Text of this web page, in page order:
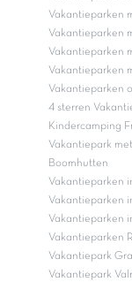
Vakantieparken
Vakantieparken
Vakantieparken
Vakantieparken
Vakantieparken
4 sterren
Kindercamping
Vakantiepark
Boomhutten
Vakantieparken
Vakantieparken
Vakantieparken
Vakantieparken
Vakantiepark
Vakantiepark